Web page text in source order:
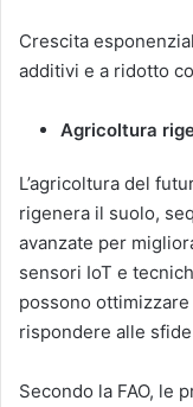
Crescita
additivi e a ridotto
Agricoltura
L’agricoltura del
rigenera il suolo,
avanzate per
sensori IoT e
possono
rispondere alle
Secondo la FAO, le